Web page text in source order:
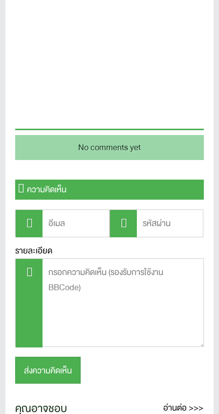
No comments yet
ความคิดเห็น
รายละเอียด
คุณอาจชอบ อ่านต่อ >>>